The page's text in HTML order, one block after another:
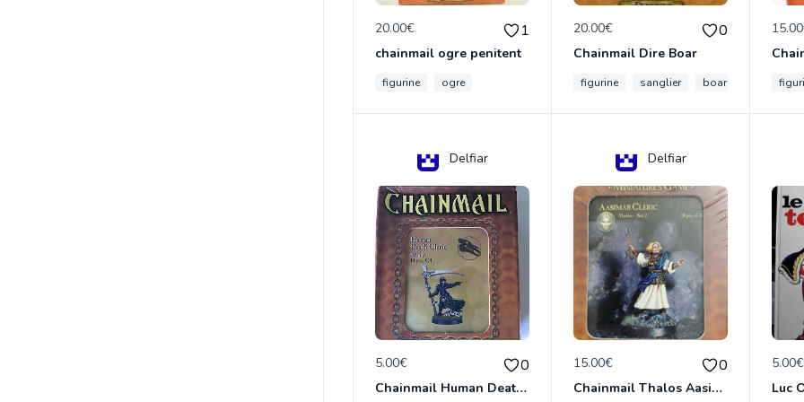
20.00€ 1
chainmail ogre penitent
figurine ogre
20.00€ 0
Chainmail Dire Boar
figurine sanglier boar
Delfiar
5.00€ 0
Chainmail Human Death Cleric
Delfiar
15.00€ 0
Chainmail Thalos Aasimar Cleric
5.00€